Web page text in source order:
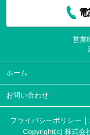
営業
ホーム
お問い合わせ
プライバシーポリシー
Copyright(c) 株式会